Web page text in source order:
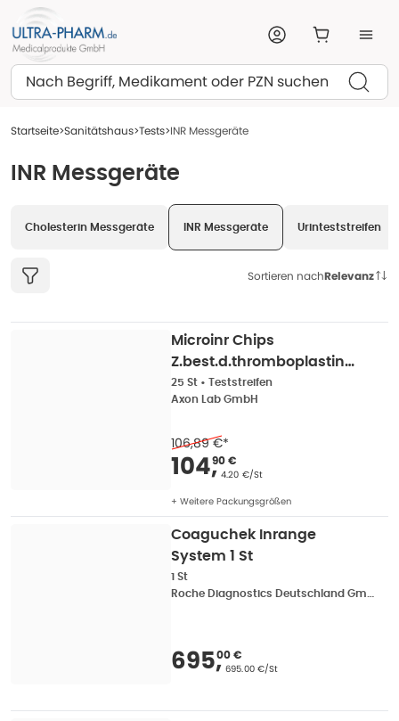
Suchen
Startseite Sanitätshaus Tests INR Messgeräte
INR Messgeräte
Cholesterin Messgeräte INR Messgeräte Urinteststreifen
Sortieren nachRelevanz
Microinr Chips
Z.best.d.thromboplastinz
e 25 St
25 St • Teststreifen
Axon Lab GmbH
106,89 €*
Verkaufspreis
104,
90 €
Grundpreis
4.20 €/St
+ Weitere Packungsgrößen
Coaguchek Inrange
System 1 St
1 St
Verkaufspreis
695,
00 €
Grundpreis:
695.00 €/St